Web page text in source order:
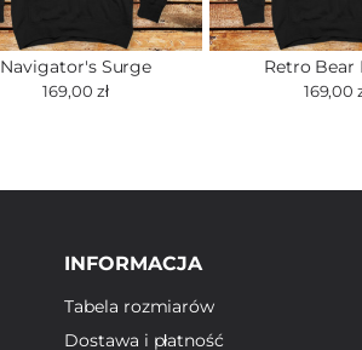
Navigator's Surge
169,00 zł
Retro Bear
169,00
INFORMACJA
Tabela rozmiarów
Dostawa i płatność